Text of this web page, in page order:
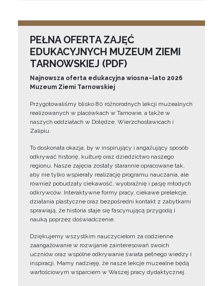
PEŁNA OFERTA ZAJĘĆ
EDUKACYJNYCH MUZEUM ZIEMI
TARNOWSKIEJ (PDF)
Najnowsza oferta edukacyjna wiosna–lato 2026
Muzeum Ziemi Tarnowskiej
Przygotowaliśmy blisko 80 różnorodnych lekcji muzealnych
realizowanych w placówkach w Tarnowie, a także w
naszych oddziałach w Dołędze, Wierzchosławicach i
Zalipiu.
To doskonała okazja, by w inspirujący i angażujący sposób
odkrywać historię, kulturę oraz dziedzictwo naszego
regionu. Nasze zajęcia zostały starannie opracowane tak,
aby nie tylko wspierały realizację programu nauczania, ale
również pobudzały ciekawość, wyobraźnię i pasję młodych
odkrywców. Interaktywne formy pracy, ciekawe prelekcje,
działania plastyczne oraz bezpośredni kontakt z zabytkami
sprawiają, że historia staje się fascynującą przygodą i
nauką poprzez doświadczenie.
Dziękujemy wszystkim nauczycielom za codzienne
zaangażowanie w rozwijanie zainteresowań swoich
uczniów oraz wspólne odkrywanie świata pełnego wiedzy i
inspiracji. Mamy nadzieję, że nasze lekcje muzealne będą
wartościowym wsparciem w Waszej pracy dydaktycznej.